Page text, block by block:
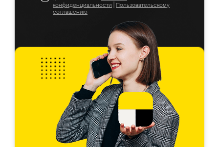
конфиденциальности
Пользовательскому
соглашению